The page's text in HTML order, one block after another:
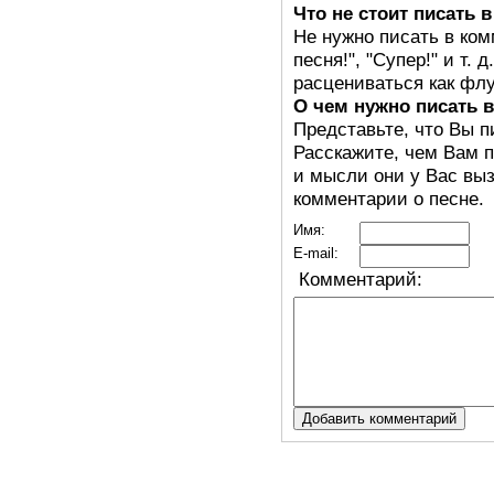
Что не стоит писать
Не нужно писать в
песня!", "Супер!" и т.
расцениваться как
О чем нужно писать
Представьте, что Вы
Расскажите, чем Вам
и мысли они у Вас
комментарии о песне.
Имя:
E-mail:
Комментарий: